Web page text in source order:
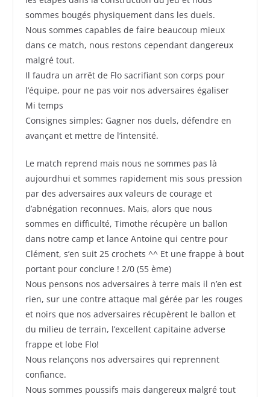
sommes bougés physiquement dans les duels.
Nous sommes capables de faire beaucoup mieux
dans ce match, nous restons cependant dangereux
malgré tout.
Il faudra un arrêt de Flo sacrifiant son corps pour
l’équipe, pour ne pas voir nos adversaires égaliser
Mi temps
Consignes simples: Gagner nos duels, défendre en
avançant et mettre de l’intensité.
Le match reprend mais nous ne sommes pas là
aujourdhui et sommes rapidement mis sous pression
par des adversaires aux valeurs de courage et
d’abnégation reconnues. Mais, alors que nous
sommes en difficulté, Timothe récupère un ballon
dans notre camp et lance Antoine qui centre pour
Clément, s’en suit 25 crochets ^^ Et une frappe à bout
portant pour conclure ! 2/0 (55 ème)
Nous pensons nos adversaires à terre mais il n’en est
rien, sur une contre attaque mal gérée par les rouges
et noirs que nos adversaires récupèrent le ballon et
du milieu de terrain, l’excellent capitaine adverse
frappe et lobe Flo!
Nous relançons nos adversaires qui reprennent
confiance.
Nous sommes poussifs mais dangereux malgré tout